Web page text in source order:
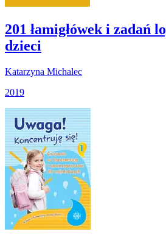
201 łamigłówek i zadań
dzieci
Katarzyna Michalec
2019